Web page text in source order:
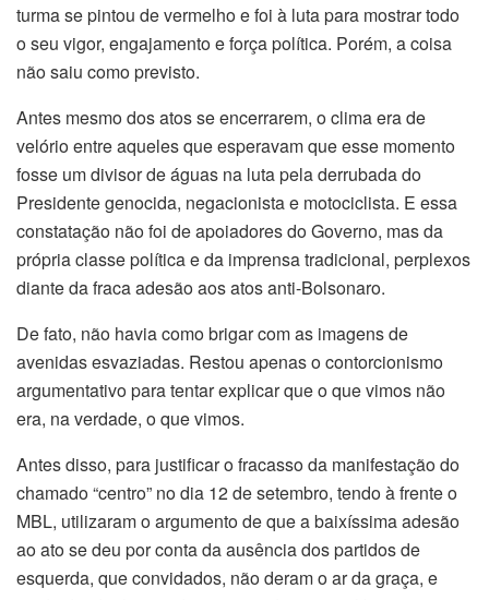
turma se pintou de vermelho e foi à luta para mostrar todo
o seu vigor, engajamento e força política. Porém, a coisa
não saiu como previsto.
Antes mesmo dos atos se encerrarem, o clima era de
velório entre aqueles que esperavam que esse momento
fosse um divisor de águas na luta pela derrubada do
Presidente genocida, negacionista e motociclista. E essa
constatação não foi de apoiadores do Governo, mas da
própria classe política e da imprensa tradicional, perplexos
diante da fraca adesão aos atos anti-Bolsonaro.
De fato, não havia como brigar com as imagens de
avenidas esvaziadas. Restou apenas o contorcionismo
argumentativo para tentar explicar que o que vimos não
era, na verdade, o que vimos.
Antes disso, para justificar o fracasso da manifestação do
chamado “centro” no dia 12 de setembro, tendo à frente o
MBL, utilizaram o argumento de que a baixíssima adesão
ao ato se deu por conta da ausência dos partidos de
esquerda, que convidados, não deram o ar da graça, e